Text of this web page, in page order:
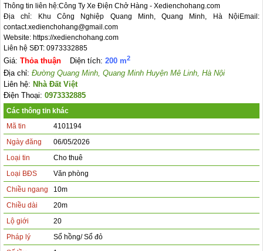
Thông tin liên hệ:Công Ty Xe Điện Chở Hàng - Xedienchohang.com
Địa chỉ: Khu Công Nghiệp Quang Minh, Quang Minh, Hà NộiEmail:
contact.xedienchohang@gmail.com
Website: https://xedienchohang.com
Liên hệ SĐT: 0973332885
Giá: Thỏa thuận Diện tích: 200 m2
Địa chỉ: Đường Quang Minh, Quang Minh Huyện Mê Linh, Hà Nội
Liên hệ: Nhà Đất Việt
Điện Thoại: 0973332885
Các thông tin khác
Mã tin
4101194
Ngày đăng
06/05/2026
Loại tin
Cho thuê
Loại BĐS
Văn phòng
Chiều ngang
10m
Chiều dài
20m
Lộ giới
20
Pháp lý
Sổ hồng/ Sổ đỏ